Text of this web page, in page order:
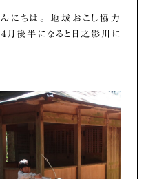
にちは。 地域おこし協力
半になると日之影川に